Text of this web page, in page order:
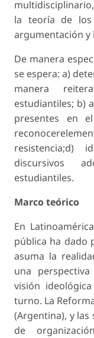
la teoría de
argumentación y
De manera
se espera: a)
manera
estudiantiles; b)
presentes en
resistencia;d)
discursivos
estudiantiles.
Marco teórico
En
pública ha dado
asuma la
una
visión
turno. La
(Argentina), y las
de